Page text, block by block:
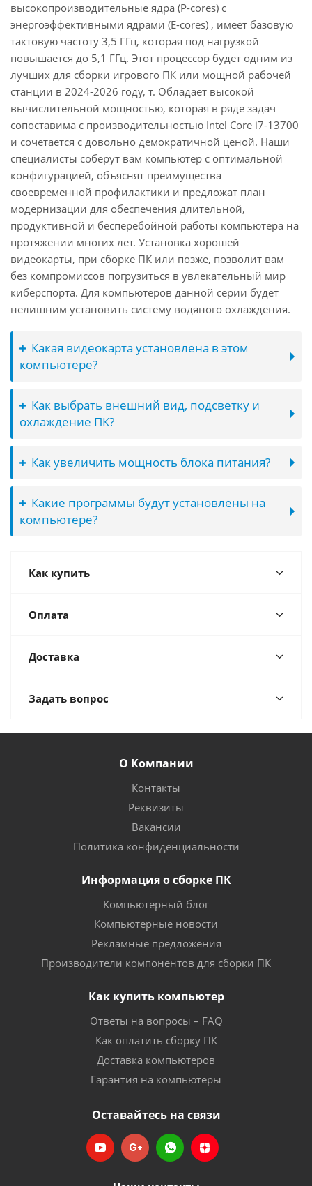
высокопроизводительные ядра (P-cores) с
энергоэффективными ядрами (E-cores) , имеет базовую
тактовую частоту 3,5 ГГц, которая под нагрузкой
повышается до 5,1 ГГц. Этот процессор будет одним из
лучших для сборки игрового ПК или мощной рабочей
станции в 2024-2026 году, т. Обладает высокой
вычислительной мощностью, которая в ряде задач
сопоставима с производительностью Intel Core i7-13700
и сочетается с довольно демократичной ценой. Наши
специалисты соберут вам компьютер с оптимальной
конфигурацией, объяснят преимущества
своевременной профилактики и предложат план
модернизации для обеспечения длительной,
продуктивной и бесперебойной работы компьютера на
протяжении многих лет. Установка хорошей
видеокарты, при сборке ПК или позже, позволит вам
без компромиссов погрузиться в увлекательный мир
киберспорта. Для компьютеров данной серии будет
нелишним установить систему водяного охлаждения.
Какая видеокарта установлена в этом
компьютере?
Как выбрать внешний вид, подсветку и
охлаждение ПК?
Как увеличить мощность блока питания?
Какие программы будут установлены на
компьютере?
Как купить
Оплата
Доставка
Задать вопрос
О Компании
Контакты
Реквизиты
Вакансии
Политика конфиденциальности
Информация о сборке ПК
Компьютерный блог
Компьютерные новости
Рекламные предложения
Производители компонентов для сборки ПК
Как купить компьютер
Ответы на вопросы – FAQ
Как оплатить сборку ПК
Доставка компьютеров
Гарантия на компьютеры
Оставайтесь на связи